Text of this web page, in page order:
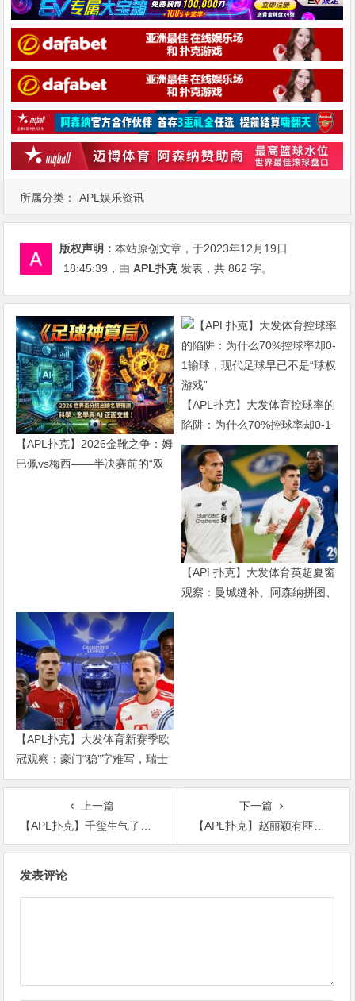
所属分类： APL娱乐资讯
版权声明：本站原创文章，于2023年12月19日
18:45:39 ，由APL扑克发表，共 862 字。
【APL扑克】2026金靴之争：姆
巴佩vs梅西——半决赛前的“双
【APL扑克】大发体育控球率的
陷阱：为什么70%控球率却0-1
输球，现代足球早已不是“球权
游戏”
【APL扑克】大发体育英超夏窗
观察：曼城缝补、阿森纳拼图、
【APL扑克】大发体育新赛季欧
冠观察：豪门“稳”字难写，瑞士
轮赛制让每一场都变成生死
上一篇
【APL扑克】千玺生气了选手被评“回锅肉”大哭，弟弟正义维护
下一篇
【APL扑克】赵丽颖有匪风波之后仍坚持拍戏，敬业程度可见一斑
发表评论